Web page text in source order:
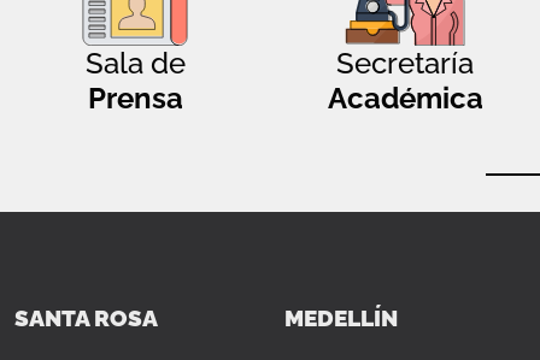
Sala de
Prensa
Secretaría
Académica
SANTA ROSA MEDELLÍN